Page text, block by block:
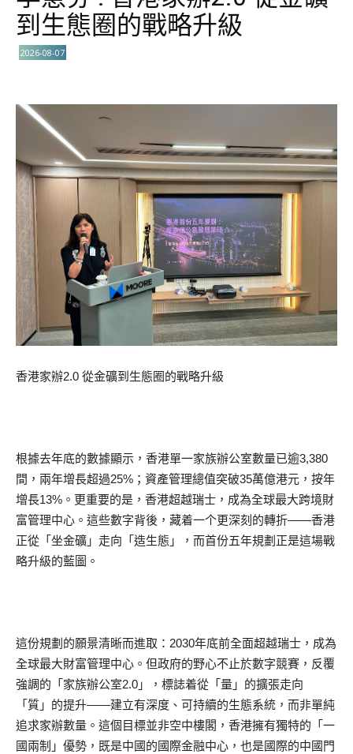
到生態圈的戰略升級
2026-08-07
香港家辦2.0 從金礦到生態圈的戰略升級
根據去年底的數據顯示，香港單一家族辦公室數量已逾3,380
間，兩年增長超過25%；資產管理總值突破35萬億港元，按年
增長13%。更重要的是，香港超越瑞士，成為全球最大跨境財
富管理中心。這些數字背後，藏着一个更深刻的轉折——香港
正從「坐金礦」走向「造生態」，而首份五年規劃正是這場戰
略升級的藍圖。
這份規劃的願景清晰而進取：2030年底前全面超越瑞士，成為
全球最大財富管理中心。但政府的野心不止於數字競賽，反覆
強調的「家族辦公室2.0」，標誌着從「量」的擴張走向
「質」的提升——建立有深度、可持續的生態系統，而非單純
追求家辦數量。這個目標並非空中樓閣，香港擁有獨特的「一
國兩制」優勢，既是中國的國際金融中心，也是國際的中國門